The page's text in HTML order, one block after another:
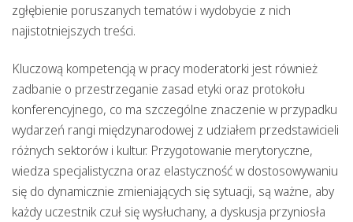
zgłębienie poruszanych tematów i wydobycie z nich
najistotniejszych treści.
Kluczową kompetencją w pracy moderatorki jest również
zadbanie o przestrzeganie zasad etyki oraz protokołu
konferencyjnego, co ma szczególne znaczenie w przypadku
wydarzeń rangi międzynarodowej z udziałem przedstawicieli
różnych sektorów i kultur. Przygotowanie merytoryczne,
wiedza specjalistyczna oraz elastyczność w dostosowywaniu
się do dynamicznie zmieniających się sytuacji, są ważne, aby
każdy uczestnik czuł się wysłuchany, a dyskusja przyniosła